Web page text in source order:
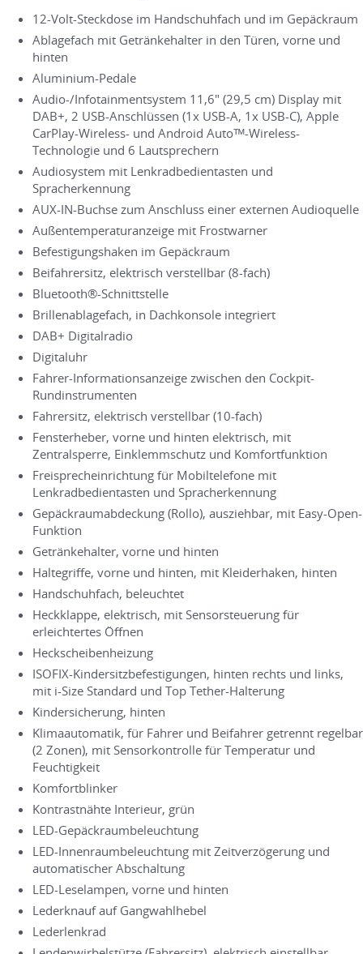
12-Volt-Steckdose im Handschuhfach und im Gepäckraum
Ablagefach mit Getränkehalter in den Türen, vorne und
hinten
Aluminium-Pedale
Audio-/Infotainmentsystem 11,6" (29,5 cm) Display mit
DAB+, 2 USB-Anschlüssen (1x USB-A, 1x USB-C), Apple
CarPlay-Wireless- und Android Autoᵀᴹ-Wireless-
Technologie und 6 Lautsprechern
Audiosystem mit Lenkradbedientasten und
Spracherkennung
AUX-IN-Buchse zum Anschluss einer externen Audioquelle
Außentemperaturanzeige mit Frostwarner
Befestigungshaken im Gepäckraum
Beifahrersitz, elektrisch verstellbar (8-fach)
Bluetooth®-Schnittstelle
Brillenablagefach, in Dachkonsole integriert
DAB+ Digitalradio
Digitaluhr
Fahrer-Informationsanzeige zwischen den Cockpit-
Rundinstrumenten
Fahrersitz, elektrisch verstellbar (10-fach)
Fensterheber, vorne und hinten elektrisch, mit
Zentralsperre, Einklemmschutz und Komfortfunktion
Freisprecheinrichtung für Mobiltelefone mit
Lenkradbedientasten und Spracherkennung
Gepäckraumabdeckung (Rollo), ausziehbar, mit Easy-Open-
Funktion
Getränkehalter, vorne und hinten
Haltegriffe, vorne und hinten, mit Kleiderhaken, hinten
Handschuhfach, beleuchtet
Heckklappe, elektrisch, mit Sensorsteuerung für
erleichtertes Öffnen
Heckscheibenheizung
ISOFIX-Kindersitzbefestigungen, hinten rechts und links,
mit i-Size Standard und Top Tether-Halterung
Kindersicherung, hinten
Klimaautomatik, für Fahrer und Beifahrer getrennt regelbar
(2 Zonen), mit Sensorkontrolle für Temperatur und
Feuchtigkeit
Komfortblinker
Kontrastnähte Interieur, grün
LED-Gepäckraumbeleuchtung
LED-Innenraumbeleuchtung mit Zeitverzögerung und
automatischer Abschaltung
LED-Leselampen, vorne und hinten
Lederknauf auf Gangwahlhebel
Lederlenkrad